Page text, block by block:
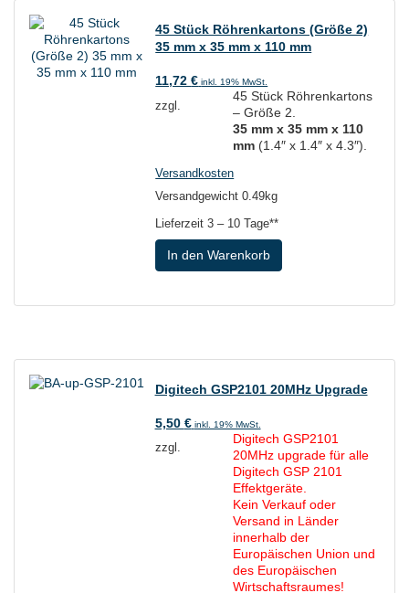
45 Stück Röhrenkartons (Größe 2)
35 mm x 35 mm x 110 mm
11,72€ inkl. 19% MwSt.
45 Stück Röhrenkartons
– Größe 2.
35 mm x 35 mm x 110
mm (1.4″ x 1.4″ x 4.3″).
zzgl.
Versandkosten
Versandgewicht 0.49kg
Lieferzeit3 – 10 Tage**
In den Warenkorb
Digitech GSP2101 20MHz Upgrade
5,50 € inkl. 19% MwSt.
Digitech GSP2101
20MHz upgrade für alle
Digitech GSP 2101
Effektgeräte.
Kein Verkauf oder
Versand in Länder
innerhalb der
Europäischen Union und
des Europäischen
Wirtschaftsraumes!
zzgl.